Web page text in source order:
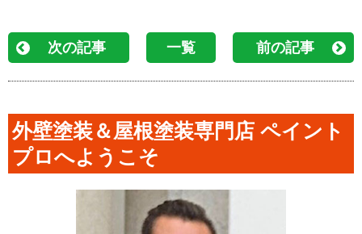
次の記事 一覧 前の記事
外壁塗装＆屋根塗装専門店 ペイント
プロへようこそ